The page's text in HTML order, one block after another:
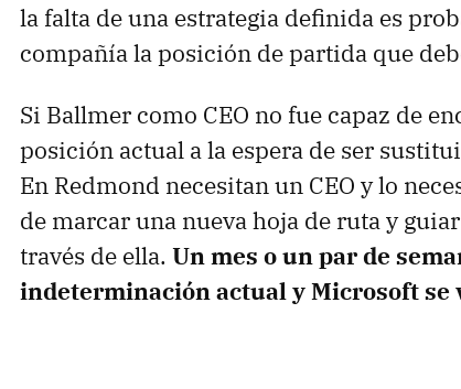
la falta de una estrategia definida es
compañía la posición de partida que
Si Ballmer como CEO no fue capaz de
posición actual a la espera de ser
En Redmond necesitan un CEO y lo
de marcar una nueva hoja de ruta y
través de ella. Un mes o un par de
indeterminación actual y Microsoft se